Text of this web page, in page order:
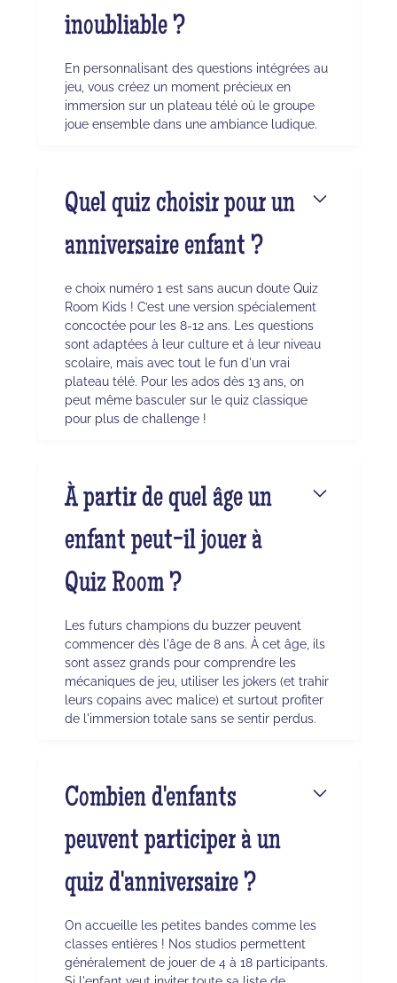
inoubliable ?
En personnalisant des questions intégrées au
jeu, vous créez un moment précieux en
immersion sur un plateau télé où le groupe
joue ensemble dans une ambiance ludique.
Quel quiz choisir pour un
anniversaire enfant ?
e choix numéro 1 est sans aucun doute Quiz
Room Kids ! C’est une version spécialement
concoctée pour les 8-12 ans. Les questions
sont adaptées à leur culture et à leur niveau
scolaire, mais avec tout le fun d'un vrai
plateau télé. Pour les ados dès 13 ans, on
peut même basculer sur le quiz classique
pour plus de challenge !
À partir de quel âge un
enfant peut-il jouer à
Quiz Room ?
Les futurs champions du buzzer peuvent
commencer dès l'âge de 8 ans. À cet âge, ils
sont assez grands pour comprendre les
mécaniques de jeu, utiliser les jokers (et trahir
leurs copains avec malice) et surtout profiter
de l'immersion totale sans se sentir perdus.
Combien d'enfants
peuvent participer à un
quiz d'anniversaire ?
On accueille les petites bandes comme les
classes entières ! Nos studios permettent
généralement de jouer de 4 à 18 participants.